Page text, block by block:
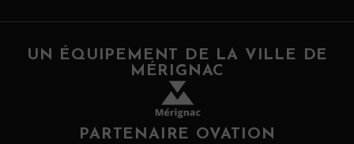
UN ÉQUIPEMENT DE LA VILLE DE
MÉRIGNAC
PARTENAIRE OVATION